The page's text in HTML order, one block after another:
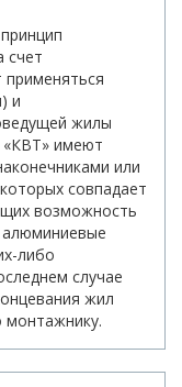
счет
и
жилы
имеют
или
совпадает
возможность
алюминиевые
либо
случае
жил
монтажнику.